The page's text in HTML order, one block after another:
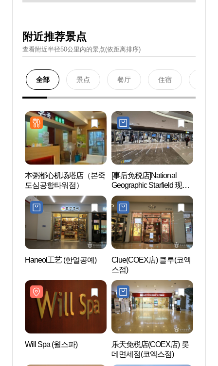
附近推荐景点
查看附近半径50公里內的景点(依距离排序)
全部 景点 餐厅 住宿
本粥都心机场塔店（본죽
도심공항타워점）
[事后免税店]National
Geographic Starfield 现代
百货店贸易中心店(내셔
널지오그래픽 스타필드
코엑스몰점)
Haneol工艺 (한얼공예)
Clue(COEX店) 클루(코엑
스점)
Will Spa (윌스파)
乐天免税店(COEX店) 롯
데면세점(코엑스점)